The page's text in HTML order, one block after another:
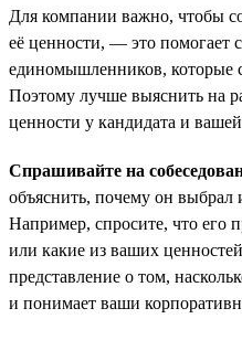
Для компании важно, чтобы
её ценности, — это помогает
единомышленников, которые
Поэтому лучше выяснить на
ценности у кандидата и
Спрашивайте на
объяснить, почему он
Например, спросите, что его
или какие из ваших
представление о том,
и понимает ваши